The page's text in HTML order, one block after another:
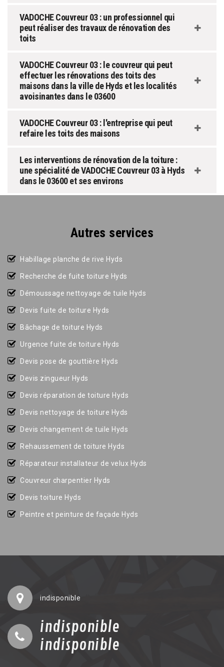
VADOCHE Couvreur 03 : un professionnel qui
peut réaliser des travaux de rénovation des
toits
VADOCHE Couvreur 03 : le couvreur qui peut
effectuer les rénovations des toits des
maisons dans la ville de Hyds et les localités
avoisinantes dans le 03600
VADOCHE Couvreur 03 : l'entreprise qui peut
refaire les toits des maisons
Les interventions de rénovation de la toiture :
une spécialité de VADOCHE Couvreur 03 à Hyds
dans le 03600 et ses environs
Autres services
Habillage planche de rive Hyds
Recherche de fuite toiture Hyds
Démoussage nettoyage de tuile Hyds
Devis fuite de toiture Hyds
Bâchage de toiture Hyds
Urgence fuite de toiture Hyds
Devis pose de gouttière Hyds
Devis zingueur Hyds
Devis réparation de toiture Hyds
Devis nettoyage de toiture Hyds
Devis changement de tuile Hyds
Rehaussement de toiture Hyds
Réparateur installateur de velux Hyds
Couvreur charpentier Hyds
Devis toiture Hyds
Peintre et peinture de façade Hyds
indisponible
indisponible
indisponible